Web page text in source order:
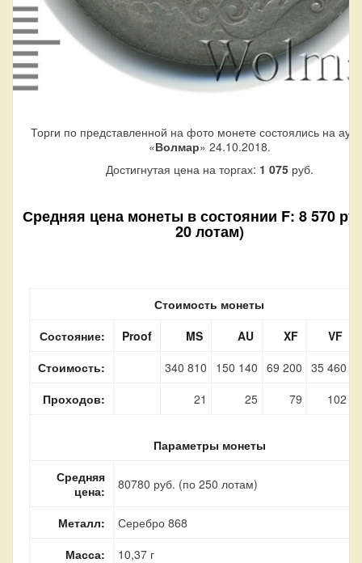
Торги по представленной на фото монете состоялись на
«Волмар» 24.10.2018.
Достигнутая цена на торгах: 1 075руб.
Средняя цена монеты в состоянии F: 8 570
20 лотам)
Стоимость монеты
Состояние:
Proof MS AU XF
VF
Стоимость:
340 810 150 140 69 200 35 460
Проходов:
21 25 79 102
Параметры монеты
Средняя
цена:
80780 руб. (по 250 лотам)
Металл:
Серебро 868
Масса:
10,37 г